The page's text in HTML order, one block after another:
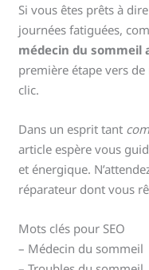
Si vous êtes prêts à
journées fatiguées,
médecin du sommeil
première étape vers
clic.
Dans un esprit tant
article espère vous
et énergique.
réparateur dont vous
Mots clés pour SEO
– Médecin du sommeil